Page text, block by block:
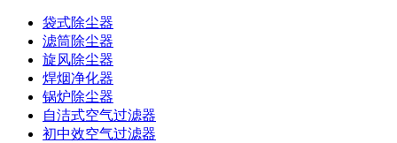
袋式除尘器
滤筒除尘器
旋风除尘器
焊烟净化器
锅炉除尘器
自洁式空气过滤器
初中效空气过滤器